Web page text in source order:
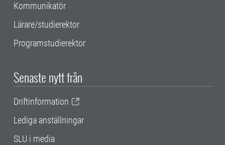
Kommunikatör
Lärare/studierektor
Programstudierektor
Senaste nytt från
Driftinformation
Lediga anställningar
SLU i media